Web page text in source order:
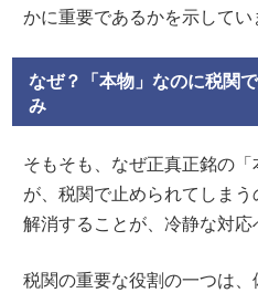
かに重要であるかを示してい
なぜ？「本物」なのに税関
み
そもそも、なぜ正真正銘の
が、税関で止められてしま
解消することが、冷静な対応
税関の重要な役割の一つは